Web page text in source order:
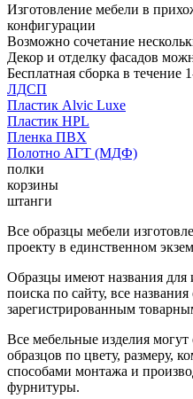
Изготовление мебели в
конфигурации
Возможно сочетание
Декор и отделку фасадов
Бесплатная сборка в течение
ЛДСП
Пластик Alvic Luxe
Пластик HPL
Пленка ПВХ
Полотно АГТ (МДФ)
полки
корзины
штанги
Все образцы мебели
проекту в единственном
Образцы имеют названия для
поиска по сайту, все
зарегистрированным
Все мебельные изделия могут
образцов по цвету, размеру,
способами монтажа и
фурнитуры.